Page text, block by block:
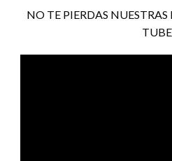
NO TE PIERDAS
TUBE